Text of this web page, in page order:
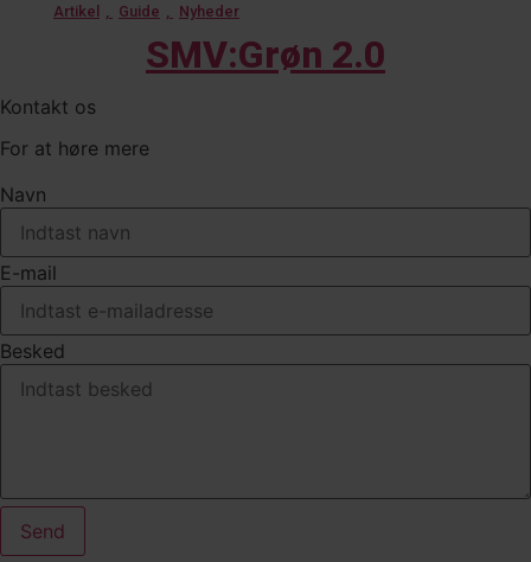
Artikel Guide Nyheder
SMV:Grøn 2.0
Kontakt os
For at høre mere
Navn
E-mail
Besked
Send